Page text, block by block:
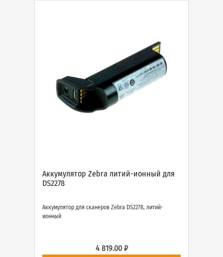
Аккумулятор Zebra литий-ионный для
DS2278
Аккумулятор для сканеров Zebra DS2278, литий-
ионный
4 819.00 ₽